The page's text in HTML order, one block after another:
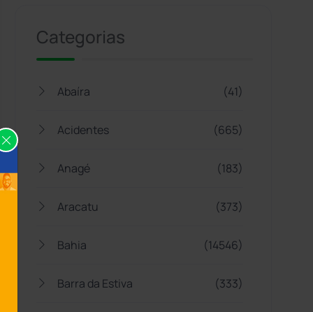
Categorias
Abaíra (41)
Acidentes (665)
Anagé (183)
Aracatu (373)
Bahia (14546)
Barra da Estiva (333)